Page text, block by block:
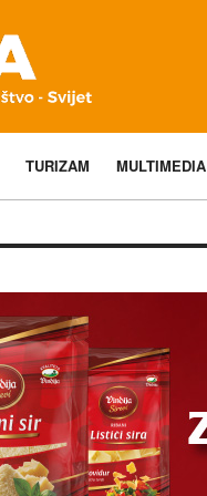
TURIZAM MULTIMEDIA